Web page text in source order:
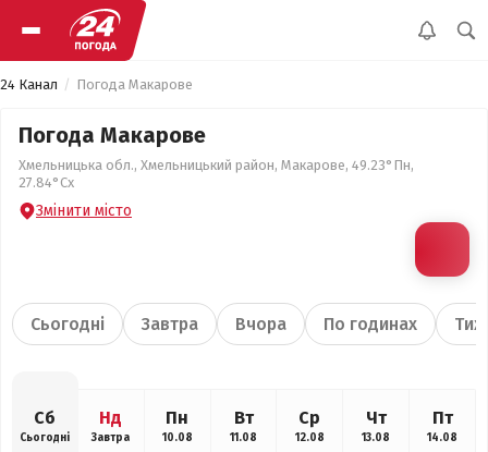
24 Канал Погода Макарове
Погода Макарове
Хмельницька обл., Хмельницький район, Макарове, 49.23°Пн,
27.84°Сх
Змінити місто
Сьогодні Завтра Вчора По годинах
Сб
Сьогодні
Нд
Завтра
Пн
10.08
Вт
11.08
Ср
12.08
Чт
13.08
Пт
14.08